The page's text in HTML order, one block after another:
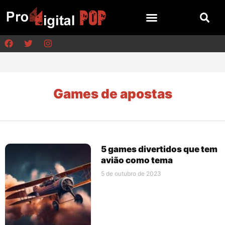
Games de apostas
5 games divertidos que tem
avião como tema
5 de outubro de 2023